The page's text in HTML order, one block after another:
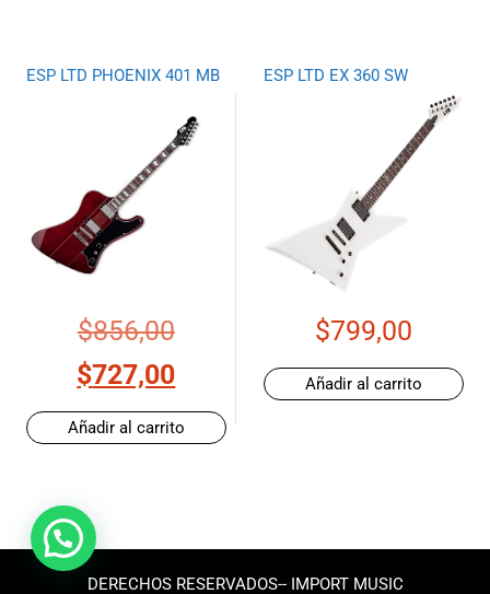
ESP LTD PHOENIX 401 MB
$856,00
$727,00
Añadir al carrito
ESP LTD EX 360 SW
$799,00
Añadir al carrito
DERECHOS RESERVADOS-- IMPORT MUSIC